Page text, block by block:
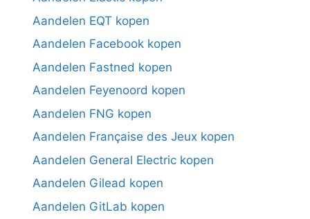
Aandelen EQT kopen
Aandelen Facebook kopen
Aandelen Fastned kopen
Aandelen Feyenoord kopen
Aandelen FNG kopen
Aandelen Française des Jeux kopen
Aandelen General Electric kopen
Aandelen Gilead kopen
Aandelen GitLab kopen